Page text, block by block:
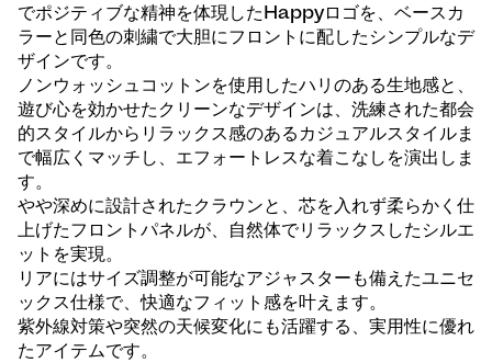
でポジティブな精神を体現したHappyロゴを、ベースカ
ラーと同色の刺繍で大胆にフロントに配したシンプルなデ
ザインです。
ノンウォッシュコットンを使用したハリのある生地感と、
遊び心を効かせたクリーンなデザインは、洗練された都会
的スタイルからリラックス感のあるカジュアルスタイルま
で幅広くマッチし、エフォートレスな着こなしを演出しま
す。
やや深めに設計されたクラウンと、芯を入れず柔らかく仕
上げたフロントパネルが、自然体でリラックスしたシルエ
ットを実現。
リアにはサイズ調整が可能なアジャスターも備えたユニセ
ックス仕様で、快適なフィット感を叶えます。
紫外線対策や突然の天候変化にも活躍する、実用性に優れ
たアイテムです。